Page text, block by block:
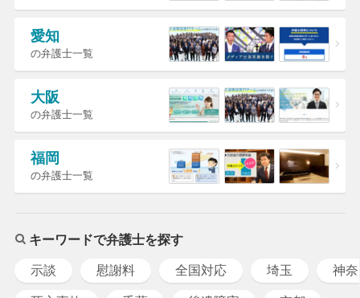
愛知
の弁護士一覧
大阪
の弁護士一覧
福岡
の弁護士一覧
キーワードで弁護士を探す
示談 慰謝料 全国対応 埼玉 神